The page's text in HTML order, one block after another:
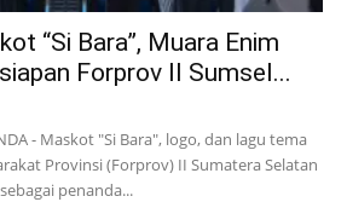
“Si Bara”, Muara Enim
Forprov II Sumsel...
- Maskot "Si Bara", logo, dan lagu tema
Provinsi (Forprov) II Sumatera Selatan
penanda...